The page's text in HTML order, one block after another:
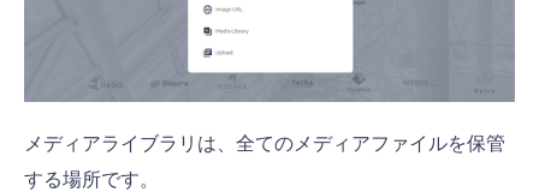
メディアライブラリは、全てのメディアファイルを保管
する場所です。